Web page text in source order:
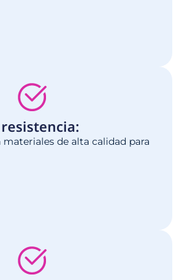
de alta calidad para